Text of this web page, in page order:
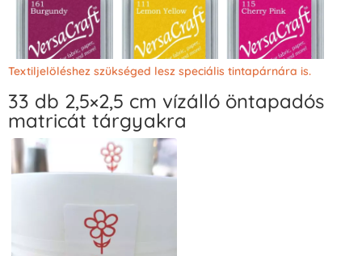
VersaCraft
Tintapárna -
Bordó
+1.380 Ft
VersaCraft
Tintapárna -
Citromsárga
+1.380 Ft
VersaCraft
Tintapárna -
Textiljelöléshez szükséged lesz speciális tintapárnára is.
33 db 2,5×2,5 cm vízálló öntapadós
matricát tárgyakra